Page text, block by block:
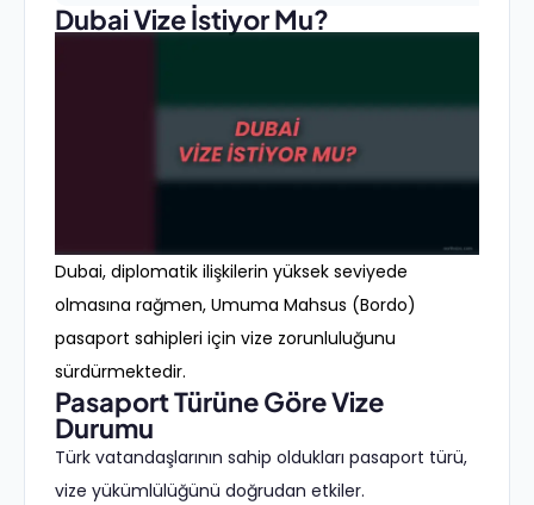
Dubai Vize İstiyor Mu?
Dubai, diplomatik ilişkilerin yüksek seviyede
olmasına rağmen, Umuma Mahsus (Bordo)
pasaport sahipleri için vize zorunluluğunu
sürdürmektedir.
Pasaport Türüne Göre Vize
Durumu
Türk vatandaşlarının sahip oldukları pasaport türü,
vize yükümlülüğünü doğrudan etkiler.